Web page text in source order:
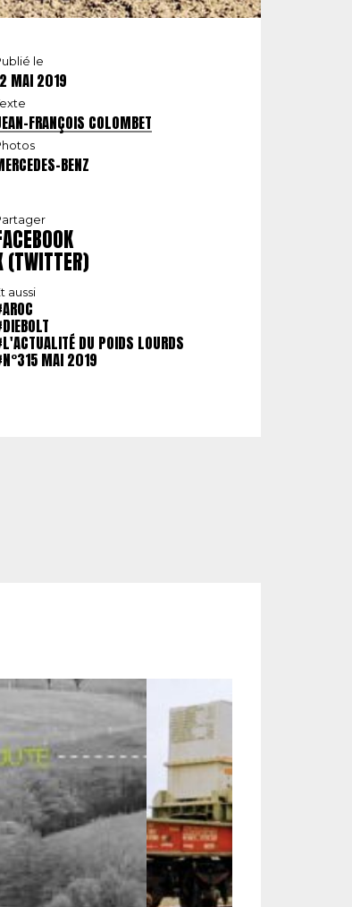
le
MAI 2019
FRANÇOIS COLOMBET
BENZ
(TWITTER)
aussi
DU POIDS LOURDS
MAI 2019